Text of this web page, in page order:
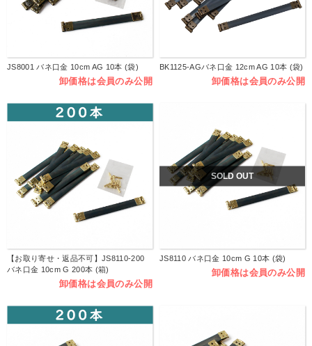
JS8001 バネ口金 10cm AG 10本 (袋)
卸価格は会員のみ公開
BK1125-AGバネ口金 12cm AG 10本 (袋)
卸価格は会員のみ公開
【お取り寄せ・返品不可】JS8110-200
バネ口金 10cm G 200本 (箱)
卸価格は会員のみ公開
SOLD OUT
JS8110 バネ口金 10cm G 10本 (袋)
卸価格は会員のみ公開